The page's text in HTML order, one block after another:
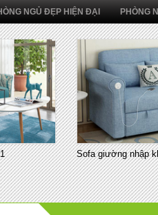
NGỦ ĐẸP HIỆN ĐẠI PHÒNG
Sofa giường nhập